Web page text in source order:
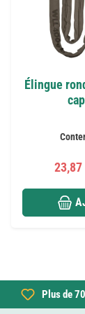
Élingue
23,87
Plus de